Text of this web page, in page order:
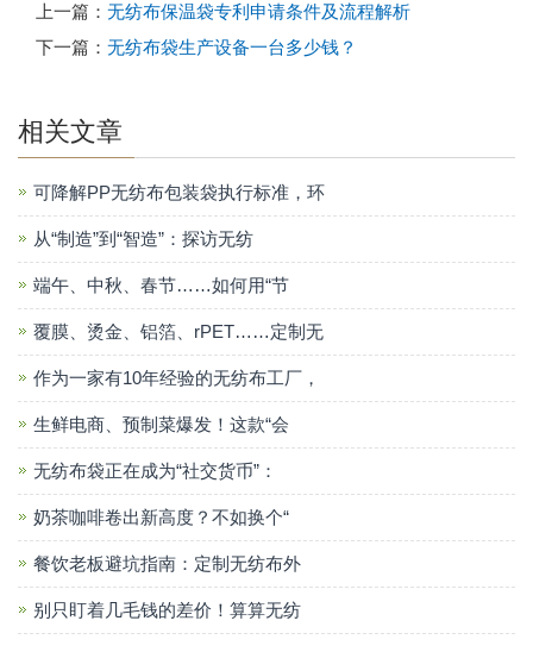
上一篇： 无纺布保温袋专利申请条件及流程解析
下一篇： 无纺布袋生产设备一台多少钱？
相关文章
可降解PP无纺布包装袋执行标准，环
从“制造”到“智造”：探访无纺
端午、中秋、春节……如何用“节
覆膜、烫金、铝箔、rPET……定制无
作为一家有10年经验的无纺布工厂，
生鲜电商、预制菜爆发！这款“会
无纺布袋正在成为“社交货币”：
奶茶咖啡卷出新高度？不如换个“
餐饮老板避坑指南：定制无纺布外
别只盯着几毛钱的差价！算算无纺